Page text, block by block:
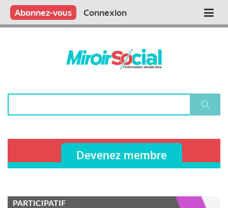
Aller
contenu
Main
Qui sommes nous ?
Vous publiez
Nous publions
Contactez-nous
Abonnez-vous Connexion
Devenez membre
PARTICIPATIF